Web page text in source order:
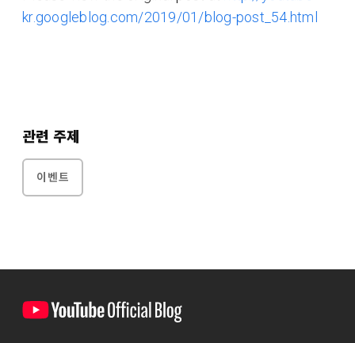
kr.googleblog.com/2019/01/blog-post_54.html
관련 주제
이벤트